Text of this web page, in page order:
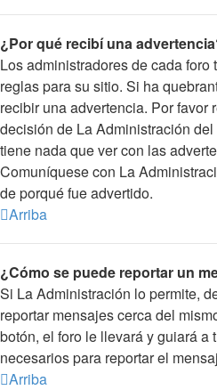
¿Por qué recibí una
Los administradores de cada
reglas para su sitio. Si ha
recibir una advertencia. Por favor
decisión de La Administración
tiene nada que ver con las
Comuníquese con La
de porqué fue advertido.
Arriba
¿Cómo se puede reportar un
Si La Administración lo permite,
reportar mensajes cerca del
botón, el foro le llevará y guiará a
necesarios para reportar el
Arriba